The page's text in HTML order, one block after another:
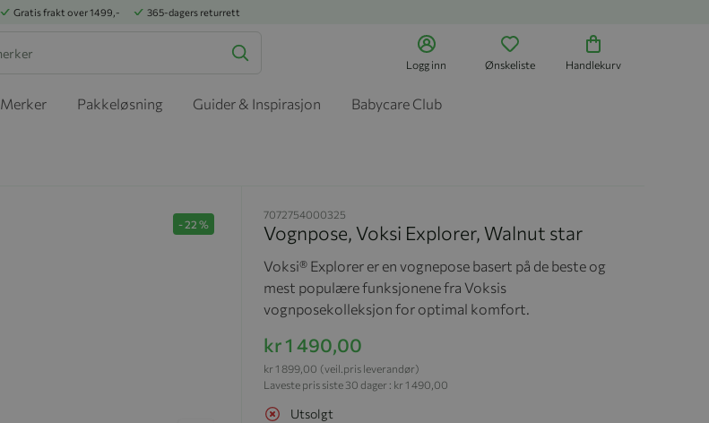
Gratis frakt over 1499,- 365-dagers returrett
Logg inn Ønskeliste Handlekurv
Merker Pakkeløsning Guider & Inspirasjon Babycare Club
-22 %
7072754000325
Vognpose, Voksi Explorer, Walnut star
Voksi® Explorer er en vognepose basert på de beste og
mest populære funksjonene fra Voksis
vognposekolleksjon for optimal komfort.
kr 1 490,00
(veil.pris leverandør)
kr 1 899,00
Laveste pris siste 30 dager : kr 1 490,00
Utsolgt